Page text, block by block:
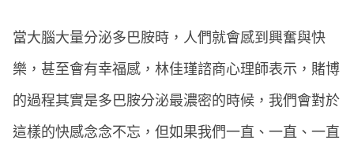
當大腦大量分泌多巴胺時，人們就會感到興奮與快
樂，甚至會有幸福感，林佳瑾諮商心理師表示，賭博
的過程其實是多巴胺分泌最濃密的時候，我們會對於
這樣的快感念念不忘，但如果我們一直、一直、一直